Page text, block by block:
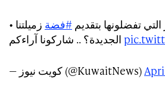
التي تفضلونها بتقديم #فضة زميلتنا
— كويت نيوز (@KuwaitNews)